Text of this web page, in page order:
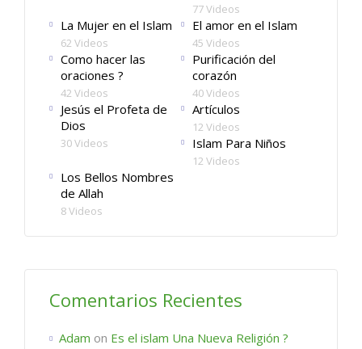
77 Videos
La Mujer en el Islam
62 Videos
El amor en el Islam
45 Videos
Como hacer las
oraciones ?
42 Videos
Purificación del
corazón
40 Videos
Jesús el Profeta de
Dios
30 Videos
Artículos
12 Videos
Islam Para Niños
12 Videos
Los Bellos Nombres
de Allah
8 Videos
Comentarios Recientes
Adam on Es el islam Una Nueva Religión ?